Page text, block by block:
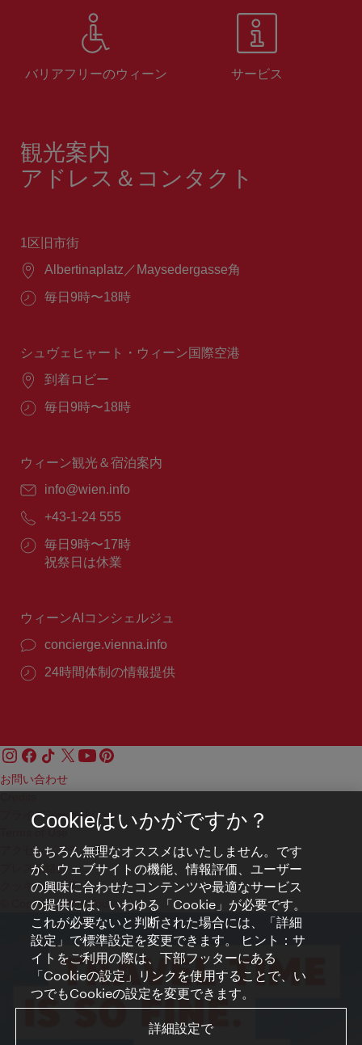
バリアフリーのウィーン サービス
観光案内
アドレス＆コンタクト
1区旧市街
場
Albertinaplatz／Maysedergasse角
営
間：
毎日9時〜18時
シュヴェヒャート・ウィーン国際空港
場
到着ロビー
営
間：
毎日9時〜18時
ウィーン観光＆宿泊案内
E
ー
ル：
info@wien.info
電
番
号：
+43-1-24 555
営
業
毎日9時〜17時
祝祭日は休業
ウィーンAIコンシェルジュ
concierge.vienna.info
24時間体制の情報提供
お問い合わせ
プライバシーポリシー
アクセシビリティ
プレス連絡先
クッキーの設定
© Copyright WienTourismus
Cookieはいかがですか？
もちろん無理なオススメはいたしません。です
が、ウェブサイトの機能、情報評価、ユーザー
の興味に合わせたコンテンツや最適なサービス
の提供には、いわゆる「Cookie」が必要です。
これが必要ないと判断された場合には、「詳細
設定」で標準設定を変更できます。 ヒント：サ
イトをご利用の際は、下部フッターにある
「Cookieの設定」リンクを使用することで、い
つでもCookieの設定を変更できます。
詳細設定で